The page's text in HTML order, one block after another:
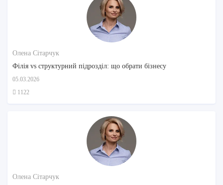
Олена Сітарчук
Філія vs структурний підрозділ: що обрати бізнесу
05.03.2026
1122
Олена Сітарчук